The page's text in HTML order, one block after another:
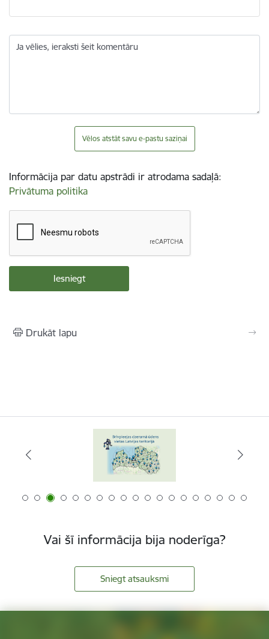
Ja vēlies, ieraksti šeit komentāru
Vēlos atstāt savu e-pastu saziņai
Informācija par datu apstrādi ir atrodama sadaļā:
Privātuma politika
Drukāt lapu
Vai šī informācija bija noderīga?
Sniegt atsauksmi